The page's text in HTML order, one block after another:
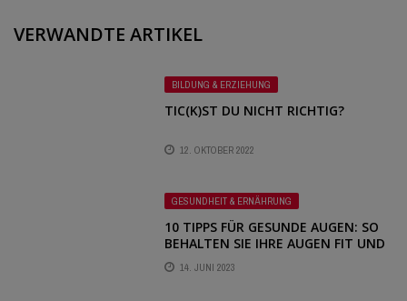
VERWANDTE ARTIKEL
BILDUNG & ERZIEHUNG
TIC(K)ST DU NICHT RICHTIG?
12. OKTOBER 2022
GESUNDHEIT & ERNÄHRUNG
10 TIPPS FÜR GESUNDE AUGEN: SO
BEHALTEN SIE IHRE AUGEN FIT UND
GESUND – TEIL 2
14. JUNI 2023